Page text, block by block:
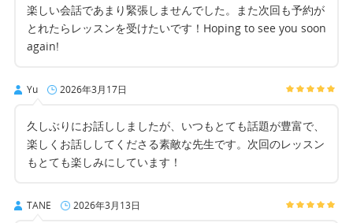
楽しい会話であまり緊張しませんでした。また次回も予約が
とれたらレッスンを受けたいです！Hoping to see you soon
again!
Yu 2026年3月17日
久しぶりにお話ししましたが、いつもとても話題が豊富で、
楽しくお話ししてくださる素敵な先生です。次回のレッスン
もとても楽しみにしています！
TANE 2026年3月13日